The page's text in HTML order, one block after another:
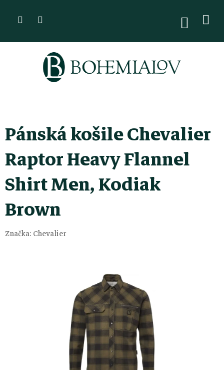
Pánská košile Chevalier
Raptor Heavy Flannel
Shirt Men, Kodiak
Brown
Značka: Chevalier